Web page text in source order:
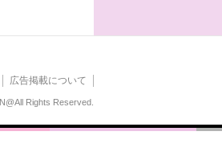
広告掲載について
Rights Reserved.